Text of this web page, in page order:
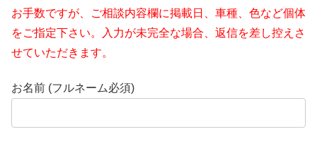
お手数ですが、ご相談内容欄に掲載日、車種、色など個体
をご指定下さい。入力が未完全な場合、返信を差し控えさ
せていただきます。
お名前 (フルネーム必須)